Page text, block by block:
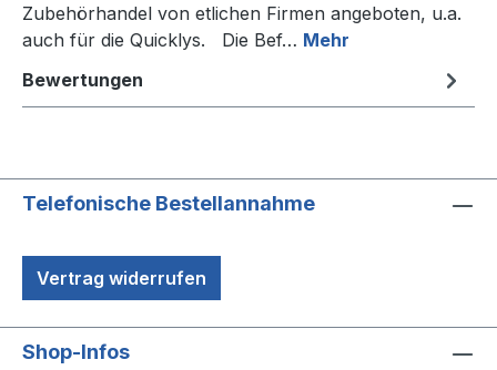
Zubehörhandel von etlichen Firmen angeboten, u.a.
auch für die Quicklys. Die Bef… Mehr
Bewertungen
Telefonische Bestellannahme
Vertrag widerrufen
Shop-Infos